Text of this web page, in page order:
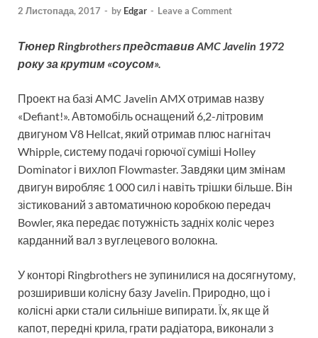
2 Листопада, 2017 - by Edgar - Leave a Comment
Тюнер Ringbrothers представив AMC Javelin 1972
року за крутим «соусом».
Проект на базі AMC Javelin AMX отримав назву
«Defiant!». Автомобіль оснащений 6,2-літровим
двигуном V8 Hellcat, який отримав плюс нагнітач
Whipple, систему подачі горючої суміші Holley
Dominator і вихлоп Flowmaster. Завдяки цим змінам
двигун виробляє 1 000 сил і навіть трішки більше. Він
зістикований з автоматичною коробкою передач
Bowler, яка передає потужність задніх коліс через
карданний вал з вуглецевого волокна.
У конторі Ringbrothers не зупинилися на досягнутому,
розширивши колісну базу Javelin. Природно, що і
колісні арки стали сильніше випирати. Їх, як ще й
капот, передні крила, грати радіатора, виконали з